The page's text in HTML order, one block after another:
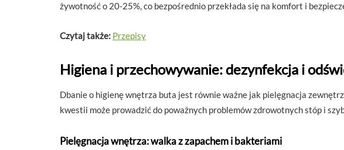
żywotność o 20-25%, co bezpośrednio przekłada się na komfort i
Czytaj także: Przepisy
Higiena i przechowywanie: dezynfekcja i
Dbanie o higienę wnętrza buta jest równie ważne jak pielęgnacja
kwestii może prowadzić do poważnych problemów zdrowotnych stóp i
Pielęgnacja wnętrza: walka z zapachem i bakteriami